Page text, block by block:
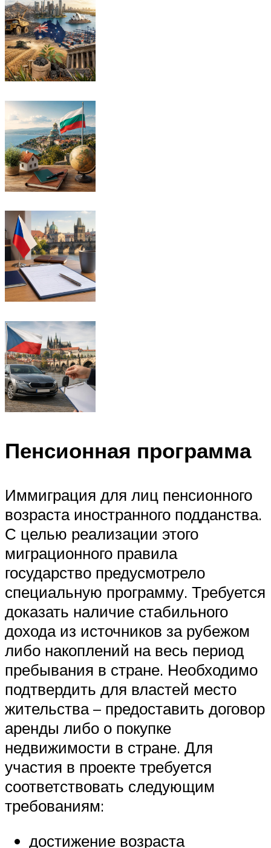
Пенсионная программа
Иммиграция для лиц пенсионного
возраста иностранного подданства.
С целью реализации этого
миграционного правила
государство предусмотрело
специальную программу. Требуется
доказать наличие стабильного
дохода из источников за рубежом
либо накоплений на весь период
пребывания в стране. Необходимо
подтвердить для властей место
жительства – предоставить договор
аренды либо о покупке
недвижимости в стране. Для
участия в проекте требуется
соответствовать следующим
требованиям:
достижение возраста